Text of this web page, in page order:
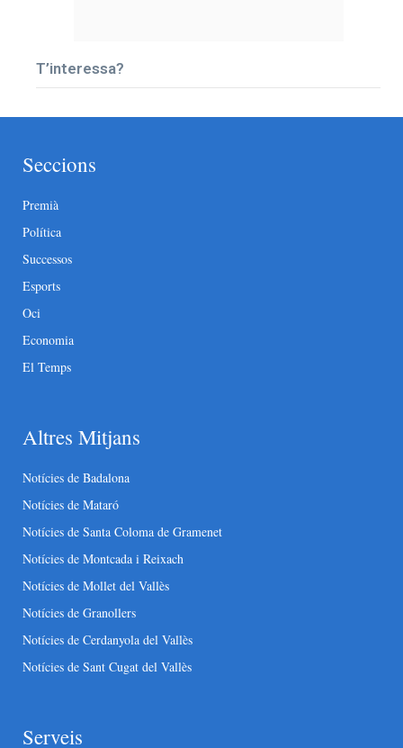
T’interessa?
Seccions
Premià
Política
Successos
Esports
Oci
Economia
El Temps
Altres Mitjans
Notícies de Badalona
Notícies de Mataró
Notícies de Santa Coloma de Gramenet
Notícies de Montcada i Reixach
Notícies de Mollet del Vallès
Notícies de Granollers
Notícies de Cerdanyola del Vallès
Notícies de Sant Cugat del Vallès
Serveis